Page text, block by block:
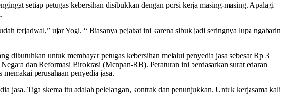
setiap petugas kebersihan disibukkan dengan porsi kerja masing-masing. Apalagi
terjadwal,” ujar Yogi. “ Biasanya pejabat ini karena sibuk jadi seringnya lupa ngabarin
untuk membayar petugas kebersihan melalui penyedia jasa sebesar Rp 3
dan Reformasi Birokrasi (Menpan-RB). Peraturan ini berdasarkan surat edaran
perusahaan penyedia jasa.
jasa. Tiga skema itu adalah pelelangan, kontrak dan penunjukkan. Untuk kerjasama kali